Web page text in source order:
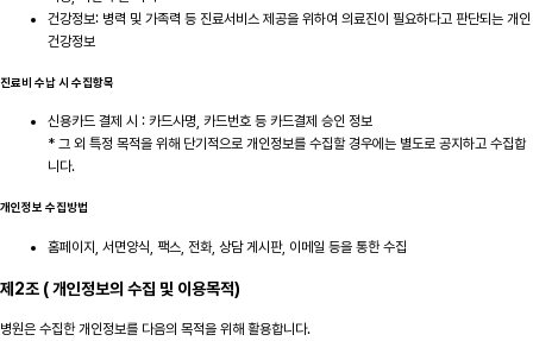
건강정보: 병력 및 가족력 등 진료서비스 제공을 위하여 의료진이 필요하다고 판단되는 개인
건강정보
진료비 수납 시 수집항목
신용카드 결제 시 : 카드사명, 카드번호 등 카드결제 승인 정보
* 그 외 특정 목적을 위해 단기적으로 개인정보를 수집할 경우에는 별도로 공지하고 수집합
니다.
개인정보 수집방법
홈페이지, 서면양식, 팩스, 전화, 상담 게시판, 이메일 등을 통한 수집
제2조 ( 개인정보의 수집 및 이용목적)
병원은 수집한 개인정보를 다음의 목적을 위해 활용합니다.